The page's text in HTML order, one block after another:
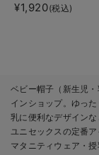
¥1,920(税込)
ベビー帽子（新生児
インショップ。ゆっ
乳に便利なデザイン
ユニセックスの定番
マタニティウェア・